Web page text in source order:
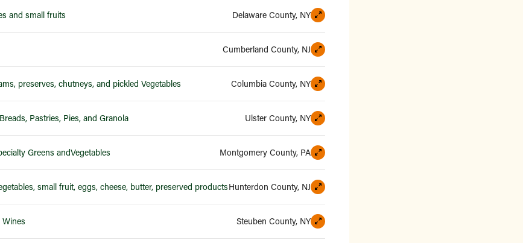
and small fruits Delaware County, NY
Cumberland County, NJ
preserves, chutneys, and pickled Vegetables Columbia County, NY
- Artisanal Breads, Pastries, Pies, and Granola Ulster County, NY
Greens andVegetables Montgomery County, PA
small fruit, eggs, cheese, butter, preserved productsHunterdon County, NJ
Wines Steuben County, NY